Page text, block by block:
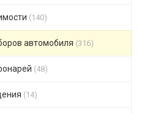
(140)
автомобиля (316)
(48)
(14)